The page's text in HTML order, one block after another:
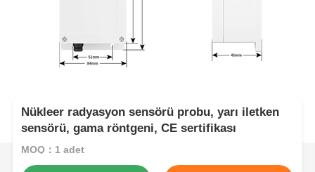
Nükleer radyasyon sensörü probu, yarı iletken
sensörü, gama röntgeni, CE sertifikası
MOQ：1 adet